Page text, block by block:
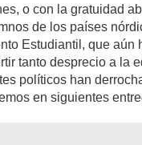
o con la gratuidad
de los países
Estudiantil, que aún
tanto desprecio a la
políticos han
en siguientes